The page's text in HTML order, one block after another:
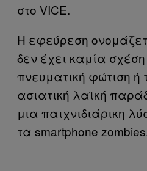
στο VICE.
Η εφεύρεση
δεν έχει καμία
πνευματική φώτιση ή
ασιατική λαϊκή
μια παιχνιδιάρικη
τα smartphone